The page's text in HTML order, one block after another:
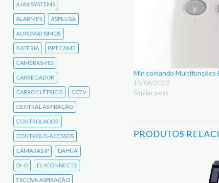
AJAX SYSTEMS
ALARMES ASPILUSA
AUTOMATISMOS
BATERIA BPT CAME
CAMERAS-HD
CARREGADOR
CARRO ELÉTRICO CCTV
CENTRAL ASPIRAÇÃO
CONTROLADOR
CONTROLO-ACESSOS
CÂMARAS IP DAHUA
DI-O EL-ICONNECT2
ESCOVA ASPIRAÇÃO
Min comando Multifunções
15/06/2022
Similar post
PRODUTOS